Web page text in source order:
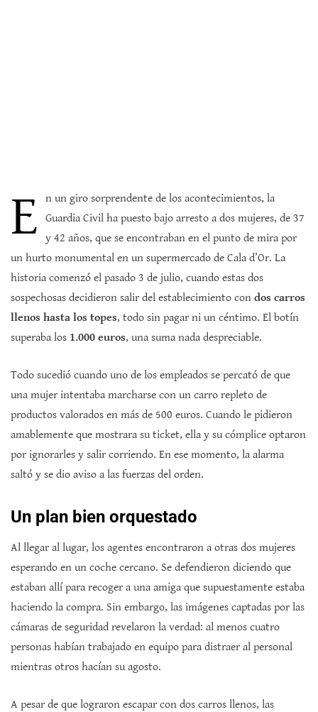
E
n un giro sorprendente de los acontecimientos, la
Guardia Civil ha puesto bajo arresto a dos mujeres, de 37
y 42 años, que se encontraban en el punto de mira por
un hurto monumental en un supermercado de Cala d’Or. La
historia comenzó el pasado 3 de julio, cuando estas dos
sospechosas decidieron salir del establecimiento con dos carros
llenos hasta los topes, todo sin pagar ni un céntimo. El botín
superaba los 1.000 euros, una suma nada despreciable.
Todo sucedió cuando uno de los empleados se percató de que
una mujer intentaba marcharse con un carro repleto de
productos valorados en más de 500 euros. Cuando le pidieron
amablemente que mostrara su ticket, ella y su cómplice optaron
por ignorarles y salir corriendo. En ese momento, la alarma
saltó y se dio aviso a las fuerzas del orden.
Un plan bien orquestado
Al llegar al lugar, los agentes encontraron a otras dos mujeres
esperando en un coche cercano. Se defendieron diciendo que
estaban allí para recoger a una amiga que supuestamente estaba
haciendo la compra. Sin embargo, las imágenes captadas por las
cámaras de seguridad revelaron la verdad: al menos cuatro
personas habían trabajado en equipo para distraer al personal
mientras otros hacían su agosto.
A pesar de que lograron escapar con dos carros llenos, las